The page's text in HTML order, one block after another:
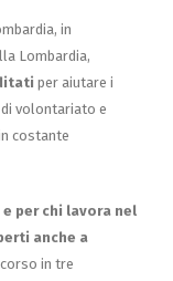
in
Lombardia,
per aiutare i
volontariato e
costante
per chi lavora nel
anche a
in tre